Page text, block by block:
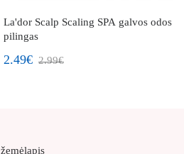
La'dor Scalp Scaling SPA galvos odos
pilingas
2.49€ 2.99€